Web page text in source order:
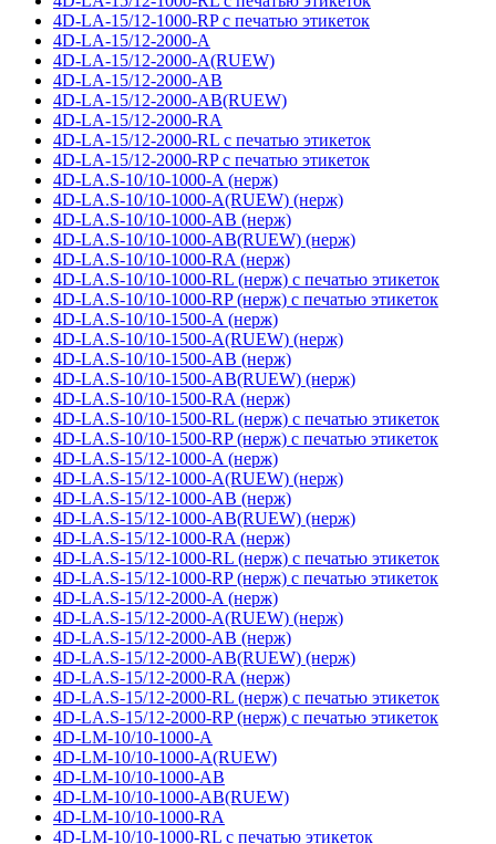
4D-LA-15/12-1000-RP с печатью этикеток
4D-LA-15/12-2000-A
4D-LA-15/12-2000-A(RUEW)
4D-LA-15/12-2000-AB
4D-LA-15/12-2000-AB(RUEW)
4D-LA-15/12-2000-RA
4D-LA-15/12-2000-RL с печатью этикеток
4D-LA-15/12-2000-RP с печатью этикеток
4D-LA.S-10/10-1000-A (нерж)
4D-LA.S-10/10-1000-A(RUEW) (нерж)
4D-LA.S-10/10-1000-AB (нерж)
4D-LA.S-10/10-1000-AB(RUEW) (нерж)
4D-LA.S-10/10-1000-RA (нерж)
4D-LA.S-10/10-1000-RL (нерж) с печатью этикеток
4D-LA.S-10/10-1000-RP (нерж) с печатью этикеток
4D-LA.S-10/10-1500-A (нерж)
4D-LA.S-10/10-1500-A(RUEW) (нерж)
4D-LA.S-10/10-1500-AB (нерж)
4D-LA.S-10/10-1500-AB(RUEW) (нерж)
4D-LA.S-10/10-1500-RA (нерж)
4D-LA.S-10/10-1500-RL (нерж) с печатью этикеток
4D-LA.S-10/10-1500-RP (нерж) с печатью этикеток
4D-LA.S-15/12-1000-A (нерж)
4D-LA.S-15/12-1000-A(RUEW) (нерж)
4D-LA.S-15/12-1000-AB (нерж)
4D-LA.S-15/12-1000-AB(RUEW) (нерж)
4D-LA.S-15/12-1000-RA (нерж)
4D-LA.S-15/12-1000-RL (нерж) с печатью этикеток
4D-LA.S-15/12-1000-RP (нерж) с печатью этикеток
4D-LA.S-15/12-2000-A (нерж)
4D-LA.S-15/12-2000-A(RUEW) (нерж)
4D-LA.S-15/12-2000-AB (нерж)
4D-LA.S-15/12-2000-AB(RUEW) (нерж)
4D-LA.S-15/12-2000-RA (нерж)
4D-LA.S-15/12-2000-RL (нерж) с печатью этикеток
4D-LA.S-15/12-2000-RP (нерж) с печатью этикеток
4D-LM-10/10-1000-A
4D-LM-10/10-1000-A(RUEW)
4D-LM-10/10-1000-AB
4D-LM-10/10-1000-AB(RUEW)
4D-LM-10/10-1000-RA
4D-LM-10/10-1000-RL с печатью этикеток